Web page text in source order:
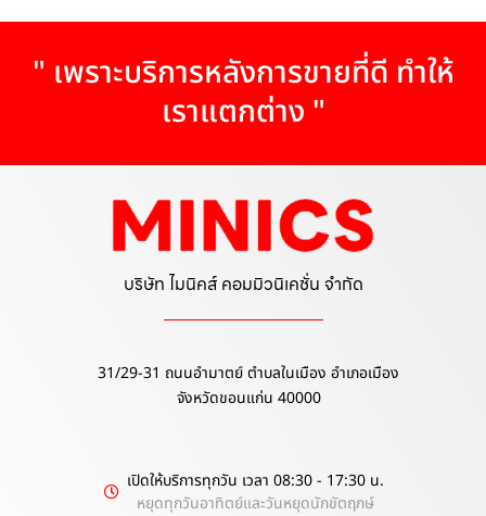
" เพราะบริการหลังการขายที่ดี ทำให้
เราแตกต่าง "
บริษัท ไมนิคส์ คอมมิวนิเคชั่น จำกัด
31/29-31 ถนนอำมาตย์ ตำบลในเมือง อำเภอเมือง
จังหวัดขอนแก่น 40000
เปิดให้บริการทุกวัน เวลา 08:30 - 17:30 น.
หยุดทุกวันอาทิตย์และวันหยุดนักขัตฤกษ์